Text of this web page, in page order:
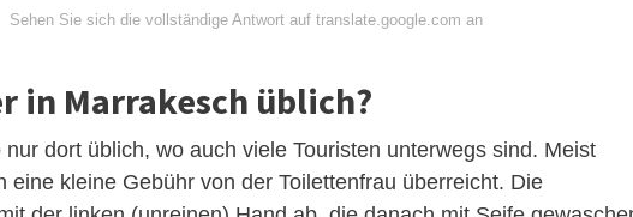
Sehen Sie sich die vollständige Antwort auf translate.google.com an
in Marrakesch üblich?
dort üblich, wo auch viele Touristen unterwegs sind. Meist
eine kleine Gebühr von der Toilettenfrau überreicht. Die